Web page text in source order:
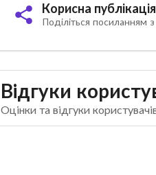
Корисна
Поділіться посиланням
Відгуки
Оцінки та відгуки